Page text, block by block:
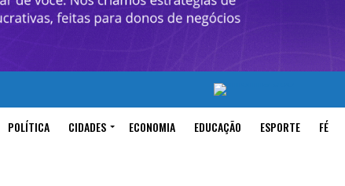
POLÍTICA CIDADES ECONOMIA EDUCAÇÃO ESPORTE FÉ